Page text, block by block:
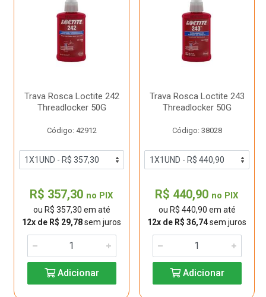
Trava Rosca Loctite 242
Threadlocker 50G
Código: 42912
R$ 357,30 no PIX
ou R$ 357,30 em até
12x de R$ 29,78sem juros
Adicionar
Trava Rosca Loctite 243
Threadlocker 50G
Código: 38028
R$ 440,90 no PIX
ou R$ 440,90 em até
12x de R$ 36,74sem juros
Adicionar